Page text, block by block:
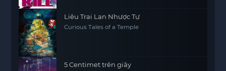
Liêu Trai Lan Nhược Tự
Curious Tales of a Temple
5 Centimet trên giây